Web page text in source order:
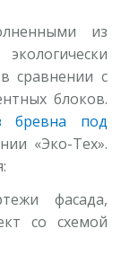
из
сравнении с
блоков.
бревна под
«Эко-Тех».
фасада,
со схемой